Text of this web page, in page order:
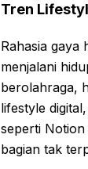
Tren
Rahasia
menjalani
berolahraga,
lifestyle
seperti
bagian tak